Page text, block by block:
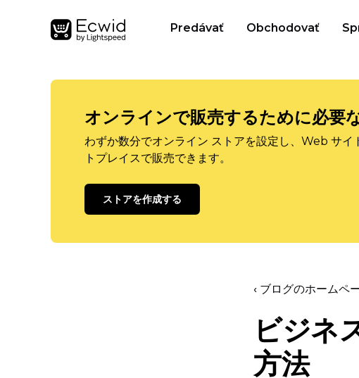
Predávať Obchodovať
オンラインで販売するために必要
わずか数分でオンライン ストアを設定し、Web サイ
トプレイスで販売できます。
ストアを作成する
‹ ブログのホームペ
ビジネ
方法